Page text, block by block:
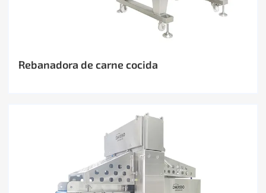
Rebanadora de carne cocida